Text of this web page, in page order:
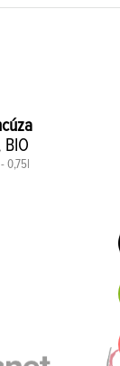
0,75l